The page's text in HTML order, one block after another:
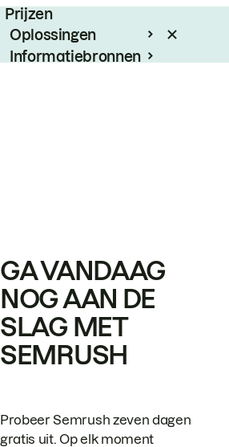
Prijzen
Oplossingen
Informatiebronnen
GA VANDAAG
NOG AAN DE
SLAG MET
SEMRUSH
Probeer Semrush zeven dagen
gratis uit. Op elk moment